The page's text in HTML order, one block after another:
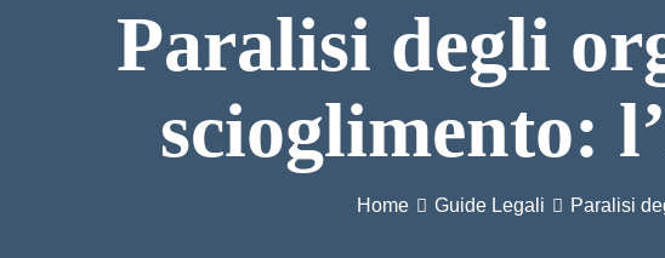
Paralisi degli
scioglimento:
Home Guide Legali Paralisi